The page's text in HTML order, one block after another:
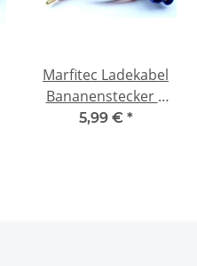
Marfitec Ladekabel
Bananenstecker 4
mm -> EC5 Stecker
5,99 € *